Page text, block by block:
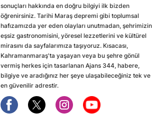
sonuçları hakkında en doğru bilgiyi ilk bizden
öğrenirsiniz. Tarihi Maraş depremi gibi toplumsal
hafızamızda yer eden olayları unutmadan, şehrimizin
eşsiz gastronomisini, yöresel lezzetlerini ve kültürel
mirasını da sayfalarımıza taşıyoruz. Kısacası,
Kahramanmaraş'ta yaşayan veya bu şehre gönül
vermiş herkes için tasarlanan Ajans 344, habere,
bilgiye ve aradığınız her şeye ulaşabileceğiniz tek ve
en güvenilir adrestir.